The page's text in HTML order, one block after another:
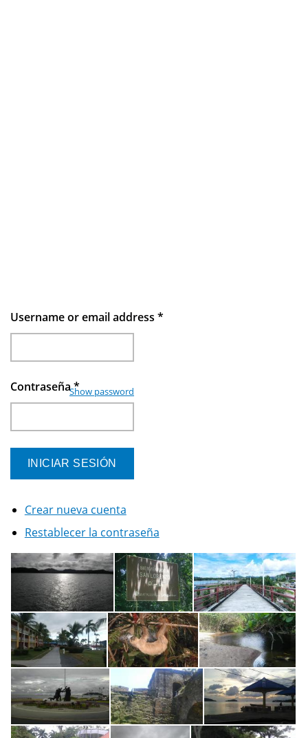
Username or email address *
Contraseña*
Show password
Crear nueva cuenta
Restablecer la contraseña